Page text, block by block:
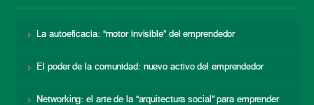
La autoeficacia: “motor invisible” del emprendedor
El poder de la comunidad: nuevo activo del emprendedor
Networking: el arte de la “arquitectura social” para emprender